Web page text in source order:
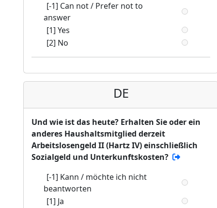
[-1] Can not / Prefer not to
answer
[1] Yes
[2] No
DE
Und wie ist das heute? Erhalten Sie oder ein
anderes Haushaltsmitglied derzeit
Arbeitslosengeld II (Hartz IV) einschließlich
Sozialgeld und Unterkunftskosten?
[-1] Kann / möchte ich nicht
beantworten
[1] Ja